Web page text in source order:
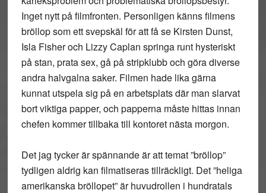
Inget nytt på filmfronten. Personligen känns filmens
bröllop som ett svepskäl för att få se Kirsten Dunst,
Isla Fisher och Lizzy Caplan springa runt hysteriskt
på stan, prata sex, gå på stripklubb och göra diverse
andra halvgalna saker. Filmen hade lika gärna
kunnat utspela sig på en arbetsplats där man slarvat
bort viktiga papper, och papperna måste hittas innan
chefen kommer tillbaka till kontoret nästa morgon.
Det jag tycker är spännande är att temat ”bröllop”
tydligen aldrig kan filmatiseras tillräckligt. Det ”heliga
amerikanska bröllopet” är huvudrollen i hundratals